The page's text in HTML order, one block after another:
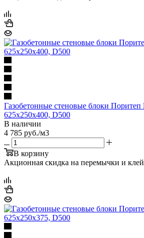
Газобетонные стеновые блоки Поритеп
625х250х400, D500
В наличии
4 785 руб./м3
В корзину
Акционная скидка на перемычки и клей